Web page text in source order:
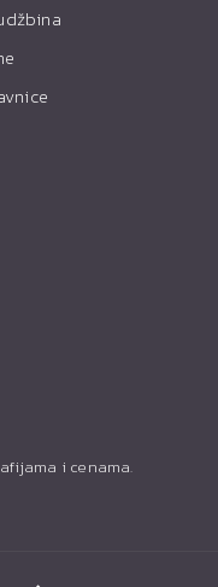
i cenama.